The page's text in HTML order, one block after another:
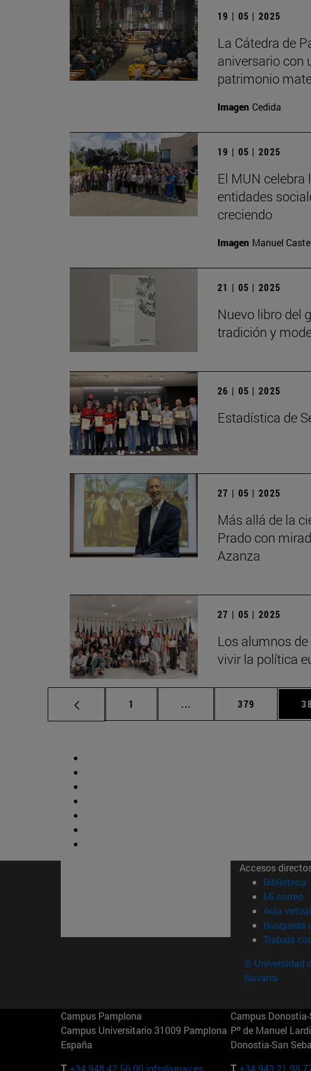
19 | 05 | 2025
La Cátedra de
aniversario con
patrimonio
Imagen Cedida
19 | 05 | 2025
El MUN celebra
entidades
creciendo
Imagen Manuel
21 | 05 | 2025
Nuevo libro del
tradición y
26 | 05 | 2025
Estadística de
27 | 05 | 2025
Más allá de la
Prado con
Azanza
27 | 05 | 2025
Los alumnos
vivir la política
Página
1 ... Páginas intermedias Use
Página
379
Accesos
Biblioteca
Mi correo
Aula
Búsqueda
Trabaja
© Universidad
Navarra
Campus Pamplona
Campus Universitario 31009 Pamplona
España
T. +34 948 42 56 00 info@unav.es
Campus
Pº de Manuel
Donostia-San
T. +34 943 21 98